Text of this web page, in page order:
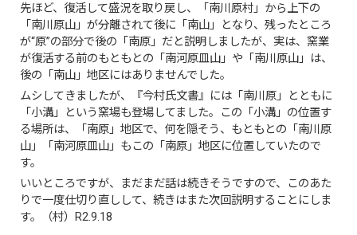
先ほど、復活して盛況を取り戻し、「南川原村」から上下の
「南川原山」が分離されて後に「南山」となり、残ったところ
が“原”の部分で後の「南原」だと説明しましたが、実は、窯業
が復活する前のもともとの「南河原皿山」や「南川原山」は、
後の「南山」地区にはありませんでした。
ムシしてきましたが、『今村氏文書』には「南川原」とともに
「小溝」という窯場も登場してました。この「小溝」の位置す
る場所は、「南原」地区で、何を隠そう、もともとの「南川原
山」「南河原皿山」もこの「南原」地区に位置していたので
す。
いいところですが、まだまだ話は続きそうですので、このあた
りで一度仕切り直しして、続きはまた次回説明することにしま
す。（村）R2.9.18